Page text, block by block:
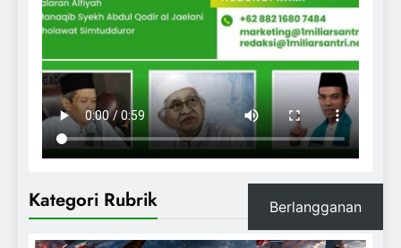
Kategori Rubrik Berlangganan